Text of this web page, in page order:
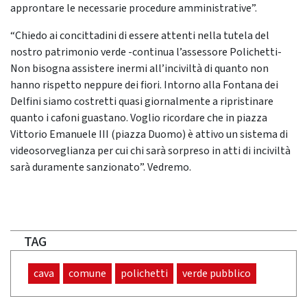
approntare le necessarie procedure amministrative”.
“Chiedo ai concittadini di essere attenti nella tutela del
nostro patrimonio verde -continua l’assessore Polichetti-
Non bisogna assistere inermi all’inciviltà di quanto non
hanno rispetto neppure dei fiori. Intorno alla Fontana dei
Delfini siamo costretti quasi giornalmente a ripristinare
quanto i cafoni guastano. Voglio ricordare che in piazza
Vittorio Emanuele III (piazza Duomo) è attivo un sistema di
videosorveglianza per cui chi sarà sorpreso in atti di inciviltà
sarà duramente sanzionato”. Vedremo.
TAG
cava comune polichetti verde pubblico